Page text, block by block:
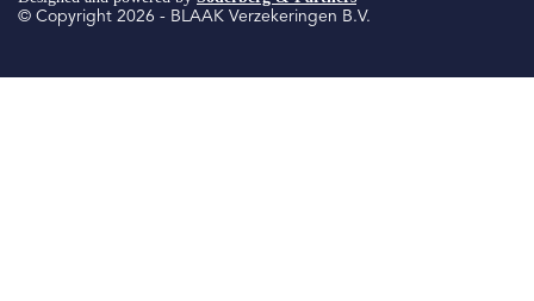
© Copyright 2026 - BLAAK Verzekeringen B.V.